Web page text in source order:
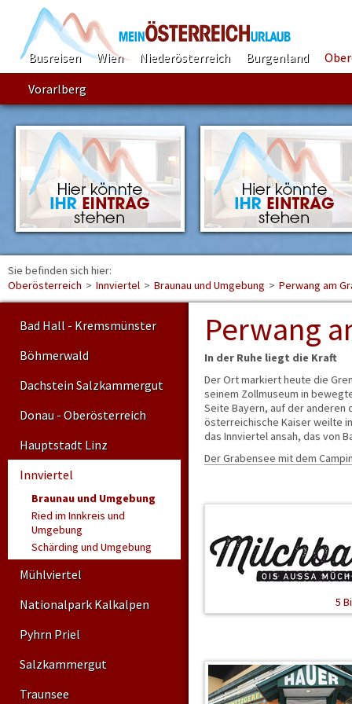
Busreisen Wien Niederösterreich Burgenland
Vorarlberg
Sie befinden sich hier:
Oberösterreich > Innviertel > Braunau und Umgebung > Perwang am
Bad Hall - Kremsmünster
Böhmerwald
Dachstein Salzkammergut
Donau - Oberösterreich
Hauptstadt Linz
Innviertel
Braunau und Umgebung
Ried im Innkreis und
Umgebung
Schärding und Umgebung
Mühlviertel
Nationalpark Kalkalpen
Pyhrn Priel
Salzkammergut
Traunsee
Perwang
In der Ruhe liegt die Kraft
Der Ort markiert heute die
seinem Zollmuseum in
Seite Bayern, auf der anderen
österreichische Kaiser weilte
das Innviertel ansah, das von
Der Grabensee mit dem
Perwang liegt 23 Kilometer vor
Mattsee, einer Stiftung des
Tassilo von Bayern aus dem
777, entfernt und gehört
verwaltungsmäßig zu
beherbergt die geschichtlichen
Erzbistum Salzburg war.
Zu sehen sind Uniformen,
Zollbestätigungen,
5